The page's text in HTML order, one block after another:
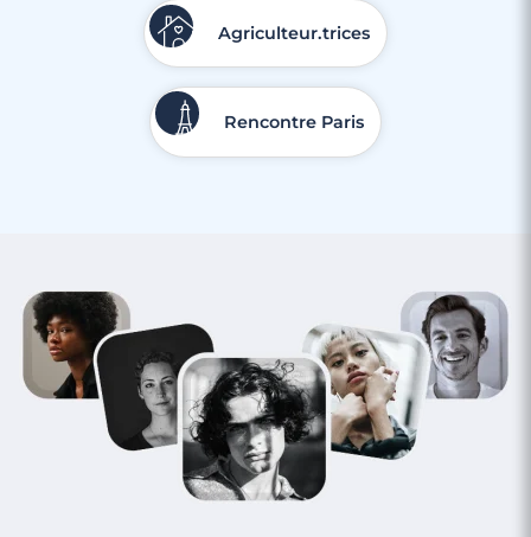
Agriculteur.trices
Rencontre Paris